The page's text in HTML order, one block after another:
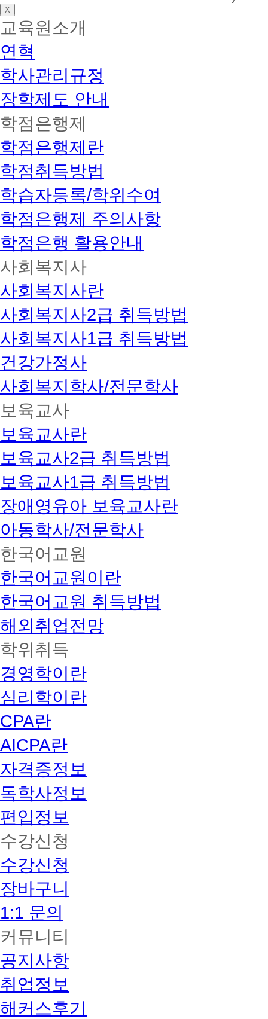
X
교육원소개
연혁
학사관리규정
장학제도 안내
학점은행제
학점은행제란
학점취득방법
학습자등록/학위수여
학점은행제 주의사항
학점은행 활용안내
사회복지사
사회복지사란
사회복지사2급 취득방법
사회복지사1급 취득방법
건강가정사
사회복지학사/전문학사
보육교사
보육교사란
보육교사2급 취득방법
보육교사1급 취득방법
장애영유아 보육교사란
아동학사/전문학사
한국어교원
한국어교원이란
한국어교원 취득방법
해외취업전망
학위취득
경영학이란
심리학이란
CPA란
AICPA란
자격증정보
독학사정보
편입정보
수강신청
수강신청
장바구니
1:1 문의
커뮤니티
공지사항
취업정보
해커스후기